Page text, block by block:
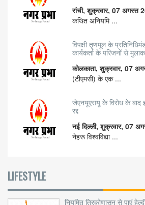
रांची, शुक्रवार, 07 अगस्त
कथित अनियमि ...
विपक्षी तृणमूल के
कार्यकर्ता के परिजनों से
कोलकाता, शुक्रवार, 07
(टीएमसी) के एक ...
जेएनयूएसयू के विरोध के बाद
रद्द
नई दिल्ली, शुक्रवार, 07
नेहरू विश्वविद्या ...
LIFESTYLE
नियमित त्रिकोणासन से पाएं